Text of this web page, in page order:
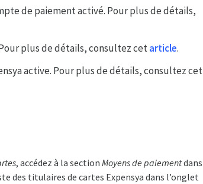
de paiement activé. Pour plus de détails,
plus de détails, consultez cetarticle.
active. Pour plus de détails, consultez cet
, accédez à la section Moyens de paiementdans
des titulaires de cartes Expensya dans l’onglet